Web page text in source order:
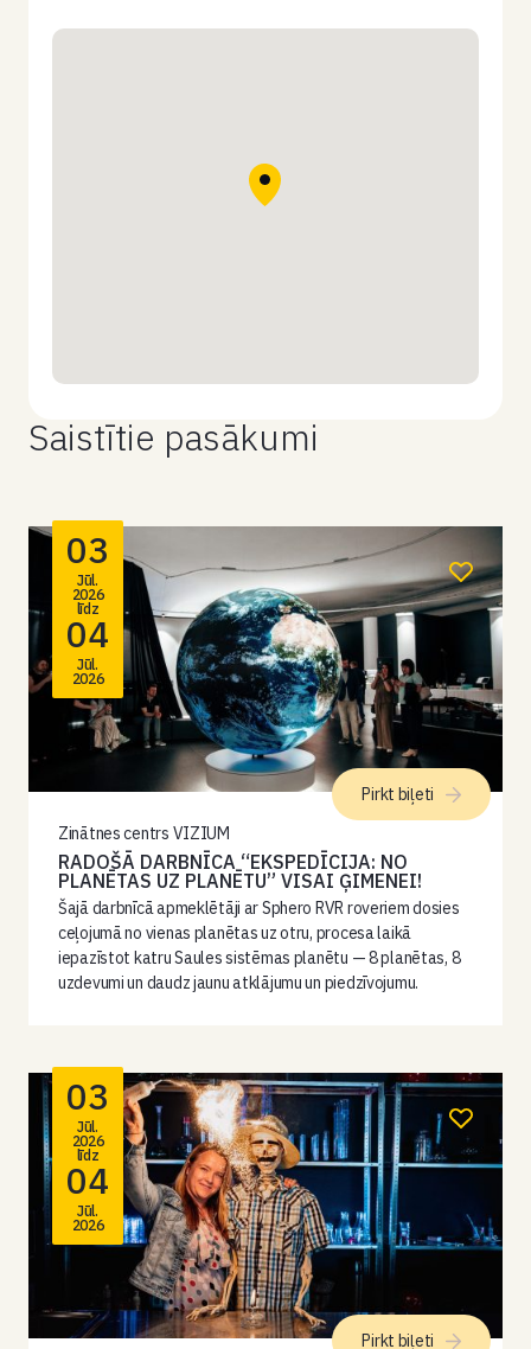
Saistītie pasākumi
03
Jūl.
2026
līdz
04
Jūl.
2026
Zinātnes centrs VIZIUM
RADOŠĀ DARBNĪCA “EKSPEDĪCIJA: NO
PLANĒTAS UZ PLANĒTU” VISAI ĢIMENEI!
Šajā darbnīcā apmeklētāji ar Sphero RVR roveriem dosies
ceļojumā no vienas planētas uz otru, procesa laikā
iepazīstot katru Saules sistēmas planētu — 8 planētas, 8
uzdevumi un daudz jaunu atklājumu un piedzīvojumu.
Pirkt biļeti
03
Jūl.
2026
līdz
04
Jūl.
2026
Pirkt biļeti